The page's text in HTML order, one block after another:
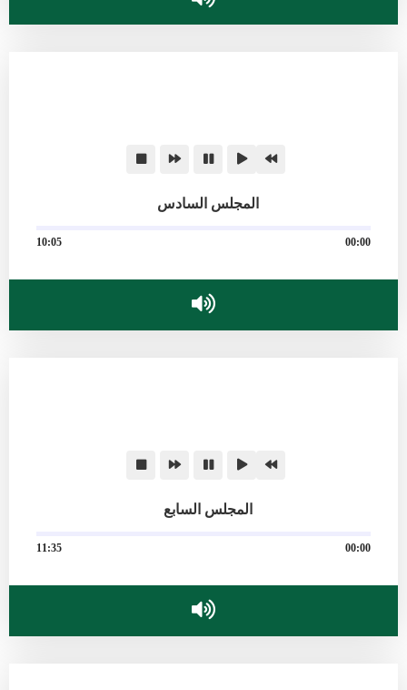
المجلس السادس
00:00
10:05
المجلس السابع
00:00
11:35